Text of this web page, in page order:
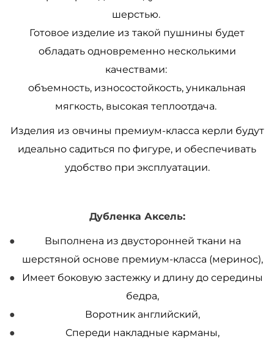
шерстью.
Готовое изделие из такой пушнины будет
обладать одновременно несколькими
качествами:
объемность, износостойкость, уникальная
мягкость, высокая теплоотдача.
Изделия из овчины премиум-класса керли будут
идеально садиться по фигуре, и обеспечивать
удобство при эксплуатации.
Дубленка Аксель:
Выполнена из двусторонней ткани на
шерстяной основе премиум-класса (меринос),
Имеет боковую застежку и длину до середины
бедра,
Воротник английский,
Спереди накладные карманы,